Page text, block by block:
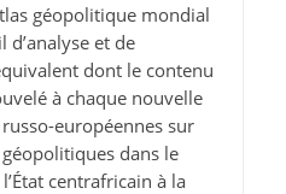
géopolitique mondial
et de
dont le contenu
à chaque nouvelle
européennes sur
dans le
centrafricain à la